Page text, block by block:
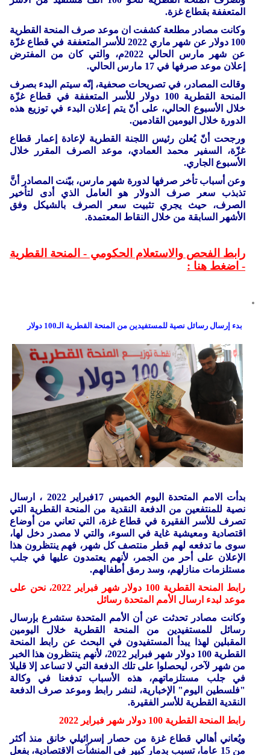
المتعففة بقطاع غزة.
وكانت مصادر مطلعة كشفت ان موعد صرف المنحة القطرية
100 دولار عن شهر ماري 2022 للأسر المتعففة في قطاع غزّة
عن شهر مارس الحالي 2022م، والتي كان من المفترض
إعلان موعد صرفها في 17 مارس الحالي.
وقالت المصادر، في تصريحات صحفية، إنّه سيتم البدء بصرف
المنحة القطرية 100 دولار للأسر المتعففة في قطاع غزّة
خلال الأسبوع الحالي، على أنّ يتم إعلان البدء في توزيع هذه
الدورة خلال اليومين القادمين.
ورجحت أنّ يُعلن رئيس اللجنة القطرية لإعادة إعمار قطاع
غزّة، السفير محمد العمادي، موعد الصرف المقرر خلال
الأسبوع الجاري.
وعن أسباب تأخر صرفها لدورة شهر مارس، بيّنت المصادر أنَّ
تذبذب سعر صرف الدولار هو العامل الذي أدى لتأخير
الصرف، حيث يجري تثبيت سعر الصرف بالشيكل وفق
الأشهر السابقة من خلال النقاط المعتمدة.
رابط الفحص والاستعلام الحكومي - المنحة القطرية
- اضغط هنا :
بدء إرسال رسائل نصية للمستفيدين من المنحة القطرية الـ100 دولار
بدأت الامم المتحدة اليوم الخميس 17فبراير 2022 ، ارسال
نصية للمنتفعين من الدفعة النقدية من المنحة القطرية التي
تصرف للأسر الفقيرة في قطاع غزة، التي تعاني من أوضاع
اقتصادية ومعيشية غاية في السوء، والتي لا مصدر دخل لها،
سوى ما تدفعه لهم قطر منتصف كل شهر، فهم ينتظرون هذا
الإعلان على أحر من الجمر، لأنهم يعتمدون عليها في جلب
مستلزمات منازلهم، وسد رمق أطفالهم.
رابط المنحة القطرية 100 دولار شهر فبراير 2022، نحن على
موعد لبدء ارسال الأمم المتحدة رسائل
وكانت مصادر تحدثت عن أن الأمم المتحدة ستشرع بإرسال
رسائل للمستفيدين من المنحة القطرية خلال اليومين
المقبلين لهذا يبدأ المستفيدون في البحث عن رابط المنحة
القطرية 100 دولار شهر فبراير 2022، لأنهم ينتظرون هذا الخبر
من شهر لآخر، ليحصلوا على تلك الدفعة التي لا تساعد إلا قليلا
في جلب مستلزماتهم، هذه الأسباب تدفعنا في وكالة
"فلسطين اليوم" الإخبارية، لنشر رابط وموعد صرف الدفعة
النقدية القطرية للأسر الفقيرة.
رابط المنحة القطرية 100 دولار شهر فبراير 2022
ويُعاني أهالي قطاع غزة من حصار إسرائيلي خانق منذ أكثر
من 15 عاما، تسبب بدمار كبير في المنشآت الاقتصادية، بفعل